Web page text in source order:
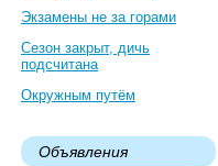
Экзамены не за горами
Сезон закрыт, дичь
подсчитана
Окружным путём
Объявления